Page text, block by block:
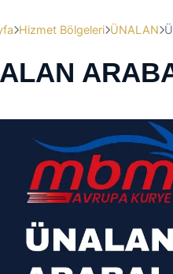
Hizmet Bölgeleri ÜNALAN